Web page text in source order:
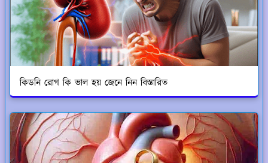
কিডনি রোগ কি ভাল হয় জেনে নিন বিস্তারিত